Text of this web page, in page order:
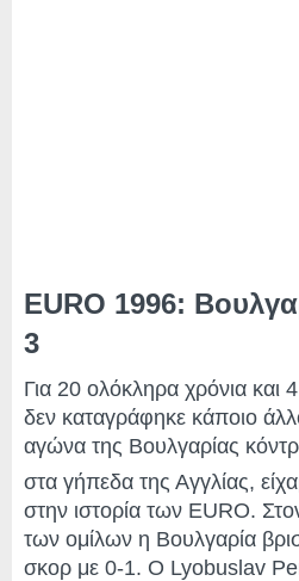
EURO 1996:
3
Για 20 ολόκληρα χρόνια και
δεν καταγράφηκε κάποιο
αγώνα της Βουλγαρίας
στα γήπεδα της Αγγλίας,
στην ιστορία των EURO.
των ομίλων η Βουλγαρία
σκορ με 0-1. Ο Lyobuslav